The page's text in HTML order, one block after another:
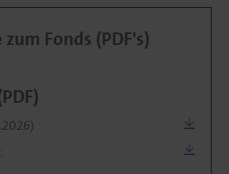
Fonds (PDF's)